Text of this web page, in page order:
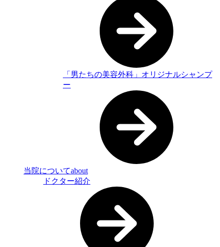
「男たちの美容外科」オリジナルシャンプ
ー
当院についてabout
ドクター紹介